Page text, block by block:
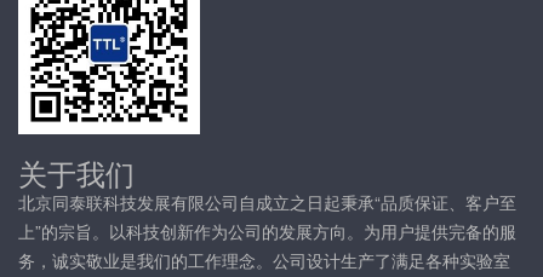
关于我们
北京同泰联科技发展有限公司自成立之日起秉承“品质保证、客户至
上”的宗旨。以科技创新作为公司的发展方向。为用户提供完备的服
务，诚实敬业是我们的工作理念。公司设计生产了满足各种实验室